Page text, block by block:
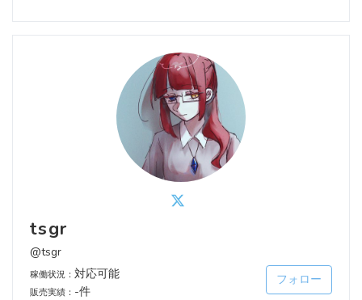
tsgr
@tsgr
稼働状況： 対応可能
販売実績： -件
フォロー